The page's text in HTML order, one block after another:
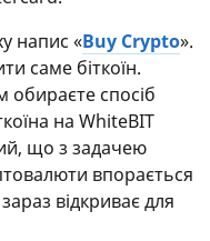
напис «Buy Crypto».
саме біткоїн.
обираєте спосіб
на WhiteBIT
що з задачею
впорається
відкриває для